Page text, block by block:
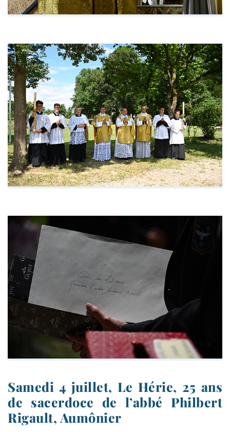
Samedi 4 juillet, Le Hérie, 25 ans
de sacerdoce de l’abbé Philbert
Rigault, Aumônier